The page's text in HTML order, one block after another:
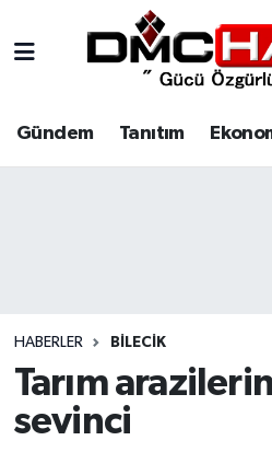
Gündem Tanıtım
HABERLER BILECIK
Tarım
sevinci
Tanıtım
Spor
Nöbetçi Eczaneler
Hava Durumu
Haber Arşivi